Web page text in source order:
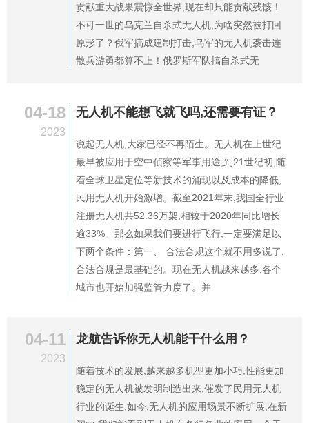
贡献重大战果震惊全世界,现在却只能贡献残骸！
不可一世的乌克兰自杀式无人机,为啥突然被打回
原形了？俄军搞成建制打击,乌军的无人机袭击连
散兵游勇都算不上！俄罗斯军队搞自杀式无
04-18
2023
无人机不能想飞就飞吗,还需要有证？
说起无人机,大家已经不再陌生。无人机在上世纪
最早被应用于空中侦察等军事用途,到21世纪初,随
着全球卫星定位等新技术的涌现以及成本的降低,
民用无人机开始激增。截至2021年末,我国全行业
注册无人机共52.36万架,相较于2020年同比增长
逾33%。那么如果我们要进行飞行,一定要满足以
下两个条件：第一、 合法合规这个就不用多说了,
合法合规是最基础的。现在无人机越来越多,各个
城市也开始加强监管力度了。并
04-11
2023
龙航告诉你无人机能干什么用？
随着技术的发展,越来越多机型更加小巧,性能更加
稳定的无人机被发明制造出来,催发了民用无人机
行业的诞生,如今,无人机的应用场景不断扩展,在新